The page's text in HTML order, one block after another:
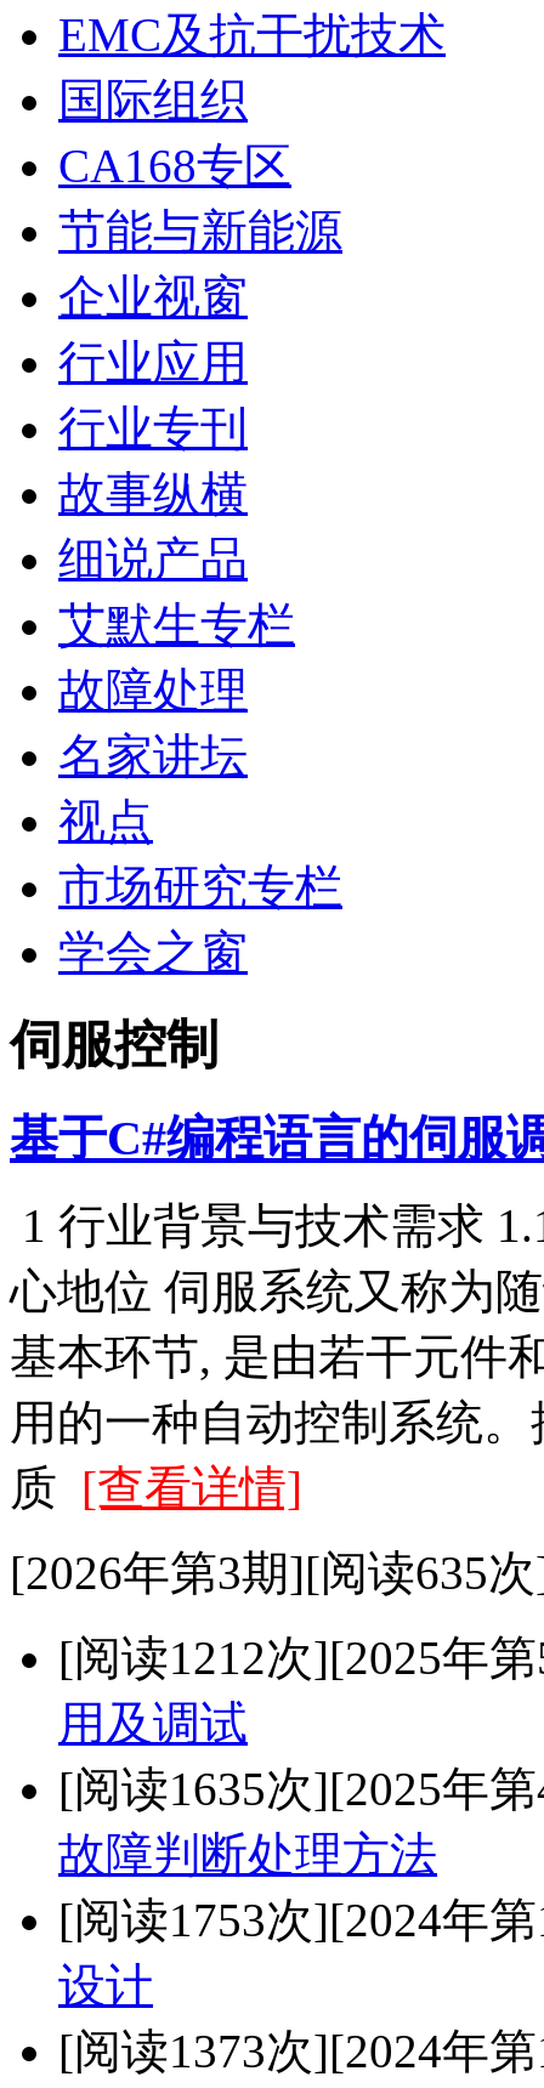
EMC及抗干扰技术
国际组织
CA168专区
节能与新能源
企业视窗
行业应用
行业专刊
故事纵横
细说产品
艾默生专栏
故障处理
名家讲坛
视点
市场研究专栏
学会之窗
伺服控制
基于C#编程语言的伺服
1 行业背景与技术需求
心地位 伺服系统又称为
基本环节, 是由若干元件
用的一种自动控制系统
质 [查看详情]
[2026年第3期][阅读635
[阅读1212次][2025年
用及调试
[阅读1635次][2025年
故障判断处理方法
[阅读1753次][2024年
设计
[阅读1373次][2024年